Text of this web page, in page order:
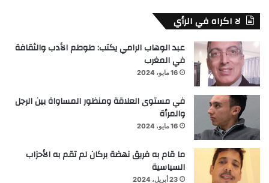
لا اكراه في الرأي
عبد الوهاب الرامي يكتب: طوطم الأدب والثقافة
في المغرب
16 مايو، 2024
في مستوى العلاقة ومنظور المساواة بين الرجل
والمرأة
16 مايو، 2024
ما قام به فريق نهضة بركان لم تقم به الأحزاب
السياسية
23 أبريل، 2024